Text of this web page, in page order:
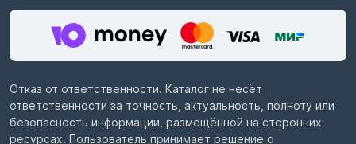
Отказ от ответственности. Каталог не несёт
ответственности за точность, актуальность, полноту или
безопасность информации, размещённой на сторонних
ресурсах. Пользователь принимает решение о